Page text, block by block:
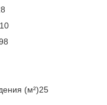
(м²)25